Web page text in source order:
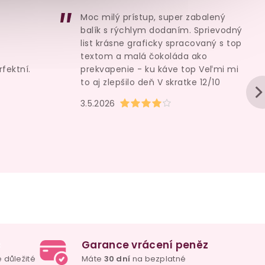
Do košíku Do
je 5 z 5 hvězdiček.
Hodnocení obchodu je 4 z 5
3.5.2026
Moc milý prístup, super zabalený
balík s rýchlym dodaním. Sprievodný
list krásne graficky spracovaný s top
textom a malá čokoláda ako
prekvapenie - ku káve top Veľmi mi
to aj zlepšilo deň V skratke 12/10
důležité
Garance vrácení peněz
Máte 30 dní na bezplatné